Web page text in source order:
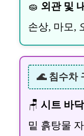
🧽 외관 및
손상, 마모,
🌊 침수차
🪑 시트 바
밑 흙탕물